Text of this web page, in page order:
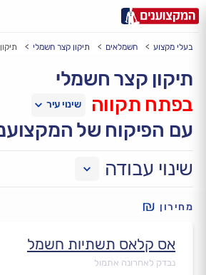
עירעיר: תל אביב, חיפה…
בעלי מקצוע חשמלאים תיקון קצר חשמלי
תיקון קצר חשמלי
בפתח תקווה
עם הפיקוח של
שינוי עבודה
מחירון
אס קלאס תשתיות חשמל
נבדק לאחרונה אתמול